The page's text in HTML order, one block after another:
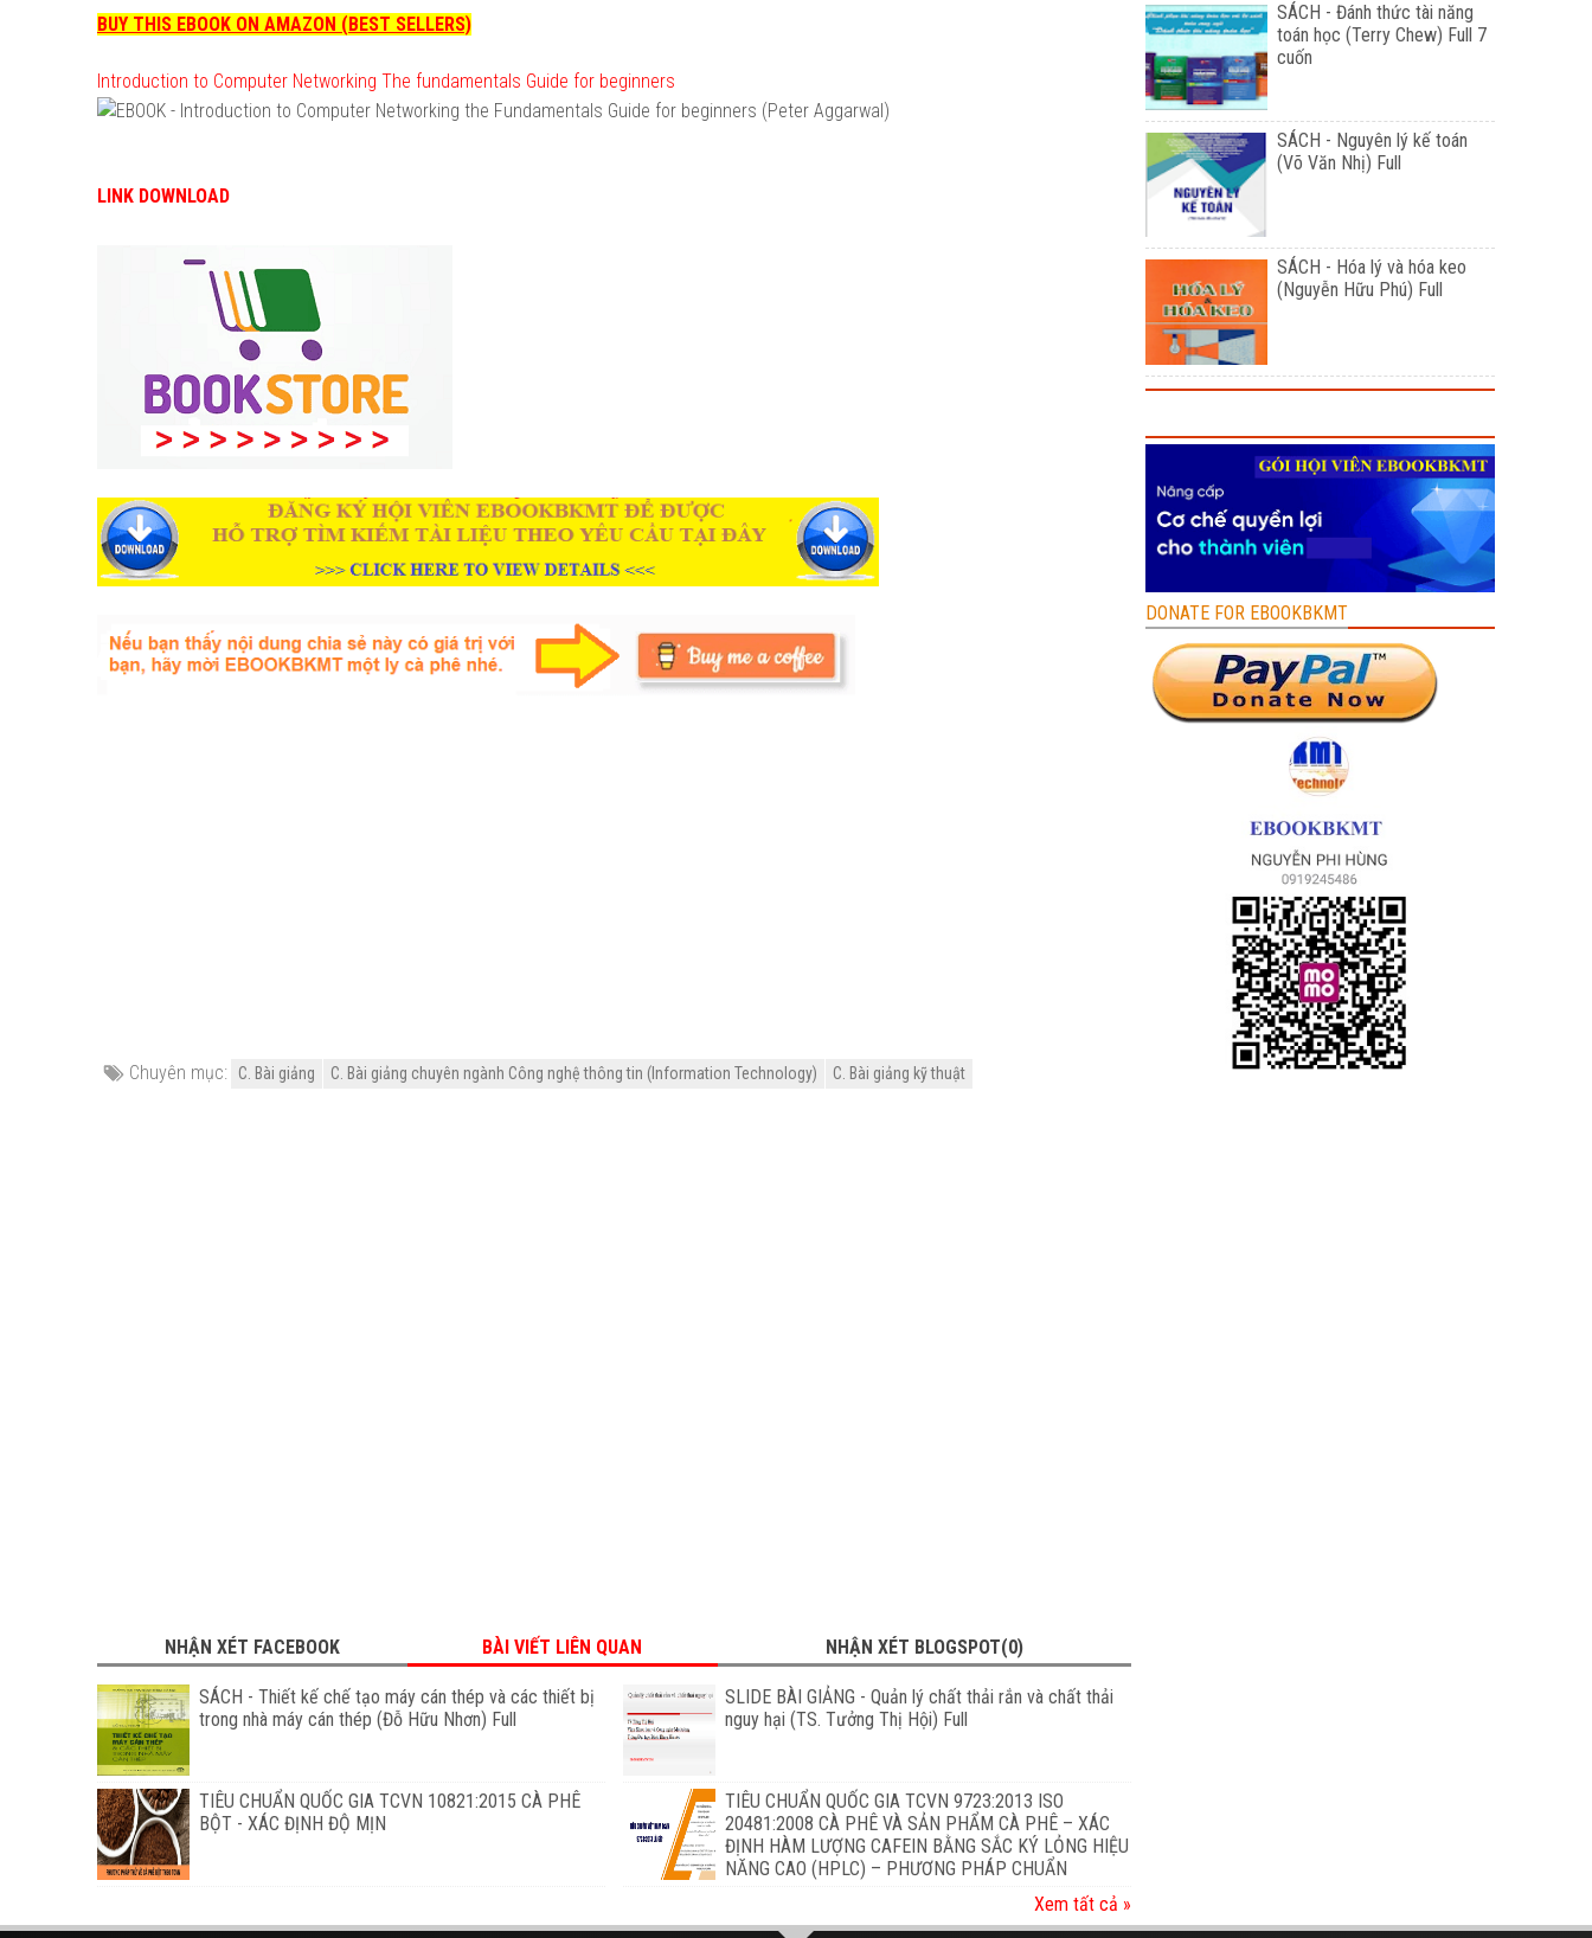
BUY THIS EBOOK ON AMAZON (BEST SELLERS)
Introduction to Computer Networking The fundamentals Guide for beginners
LINK DOWNLOAD
Chuyên mục: C. Bài giảng C. Bài giảng chuyên ngành Công nghệ thông tin (Information Technology) C. Bài giảng kỹ thuật
NHẬN XÉT FACEBOOK BÀI VIẾT LIÊN QUAN NHẬN XÉT BLOGSPOT(0)
SÁCH - Thiết kế chế tạo máy cán thép và các thiết bị
trong nhà máy cán thép (Đỗ Hữu Nhơn) Full
SLIDE BÀI GIẢNG - Quản lý chất thải rắn và chất thải
nguy hại (TS. Tưởng Thị Hội) Full
TIÊU CHUẨN QUỐC GIA TCVN 10821:2015 CÀ PHÊ
BỘT - XÁC ĐỊNH ĐỘ MỊN
TIÊU CHUẨN QUỐC GIA TCVN 9723:2013 ISO
20481:2008 CÀ PHÊ VÀ SẢN PHẨM CÀ PHÊ – XÁC
ĐỊNH HÀM LƯỢNG CAFEIN BẰNG SẮC KÝ LỎNG HIỆU
NĂNG CAO (HPLC) – PHƯƠNG PHÁP CHUẨN
Xem tất cả »
SÁCH - Đánh thức tài năng
toán học (Terry Chew) Full 7
cuốn
SÁCH - Nguyên lý kế toán
(Võ Văn Nhị) Full
SÁCH - Hóa lý và hóa keo
(Nguyễn Hữu Phú) Full
DONATE FOR EBOOKBKMT